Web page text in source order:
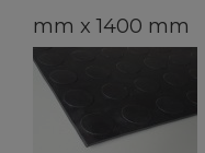
mm x 1400 mm